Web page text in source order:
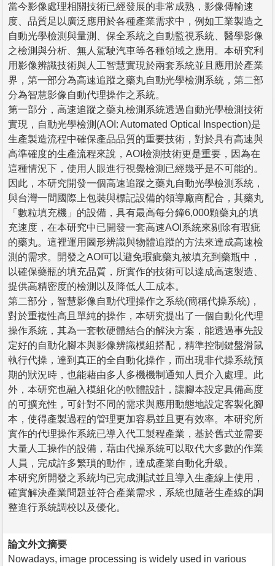
當今影像處理相關技術已經發展的非常成熟，影像傳輸速
度、品質足以廣泛應用於各種產業需求中，例如工業製造之
自動光學檢測與量測、保全系統之自動監視系統、醫學影像
之檢測與分析、無人駕駛汽車等各種領域之應用。本研究利
用影像辨識技術與人工智慧實現於兩套系統並且應用於產業
界，第一部分為高速追蹤之藥丸自動光學檢測系統，第二部
分為智慧影像自動代理操作之系統。
第一部分，高速追蹤之藥丸檢測系統透過自動光學檢測技術
實現，自動光學檢測(AOI: Automated Optical Inspection)是
生產製造流程中確保產品品質的重要技術，對於具有高速與
高準確度的生產流程來說，AOI檢測技術更是重要，因為在
這種情況下，使用人眼進行視覺檢測已經幾乎是不可能的。
因此，本研究開發一個高速追蹤之藥丸自動光學檢測系統，
與台灣一間國際上包裝與標記設備的領導廠商配合，其藥丸
「數粒填充機」的設備，具有最高每分鐘6,000顆藥丸的填
充速度，在本研究中已開發一套高速AOI系統來剔除有瑕疵
的藥丸。這裡運用圖形辨識與物體追蹤的方法來達成高速檢
測的需求。開發之AOI可以避免瑕疵藥丸被填充到藥瓶中，
以確保藥瓶的填充品質，所實作的技術可以達成高速製造、
提供高精密度的檢測以及降低人工成本。
第二部分，智慧影像自動代理操作之系統(簡稱代操系統)，
對於重複性高且單純的操作，本研究提出了一個自動化代理
操作系統，其為一套軟硬體結合的解決方案，能透過事先設
定好的自動化腳本與影像辨識模組搭配，精準控制鍵盤滑鼠
執行代操，達到真正的全自動化操作，而出現非代操系統預
期的狀況時，也能藉由多人多機機制通知人員介入處理。此
外，本研究也融入模組化的軟體設計，讓腳本設定具備高度
的可擴充性，可針對不同的需求與應用動態地設定客製化腳
本，使得產製過程的管理更加容易並且更有效率。本研究所
實作的代理操作系統已導入代工製程產業，基於舊式並需要
大量人工操作的設備，藉由代操系統可以取代大多數的作業
人員，完成許多繁瑣的動作，達成產業自動化升級。
本研究所開發之系統均已完成測試並且導入生產線上使用，
確實解決產業問題並符合產業需求，系統也隨著生產線的調
整進行系統調校以及優化。
論文外文摘要
Nowadays, image processing is widely used in various